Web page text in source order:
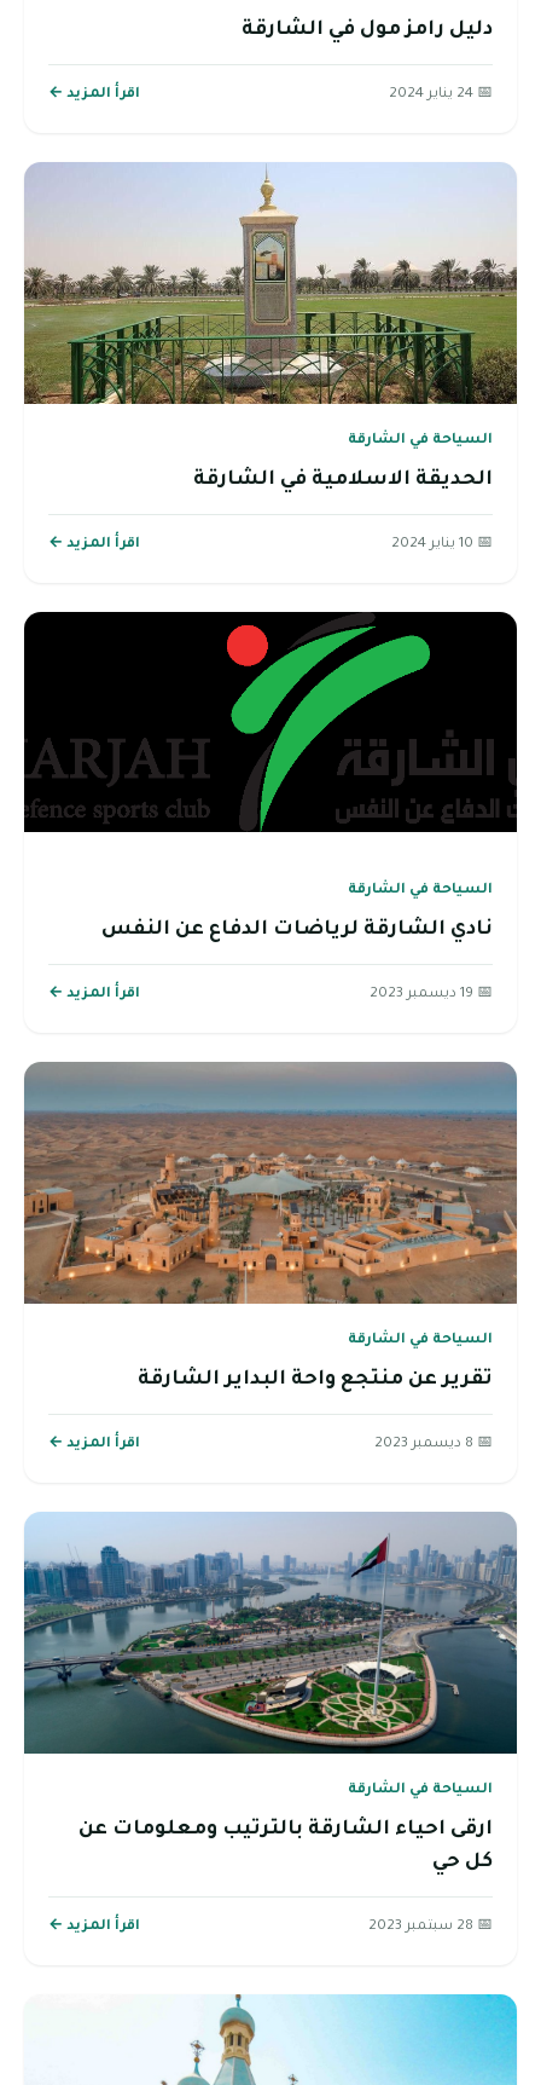
دليل رامز مول في الشارقة
📅 24 يناير 2024 اقرأ المزيد ←
السياحة في الشارقة
الحديقة الاسلامية في الشارقة
📅 10 يناير 2024 اقرأ المزيد ←
السياحة في الشارقة
نادي الشارقة لرياضات الدفاع عن النفس
📅 19 ديسمبر 2023 اقرأ المزيد ←
السياحة في الشارقة
تقرير عن منتجع واحة البداير الشارقة
📅 8 ديسمبر 2023 اقرأ المزيد ←
السياحة في الشارقة
ارقى احياء الشارقة بالترتيب ومعلومات عن
كل حي
📅 28 سبتمبر 2023 اقرأ المزيد ←